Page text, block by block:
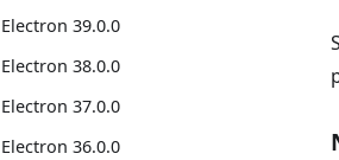
Electron 39.0.0
Electron 38.0.0
Electron 37.0.0
Electron 36.0.0